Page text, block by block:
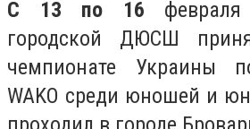
С 13 по 16 февраля
городской ДЮСШ
чемпионате Украины
WAKO среди юношей и